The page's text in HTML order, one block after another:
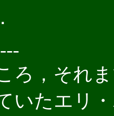
ろ，それ
いたエリ